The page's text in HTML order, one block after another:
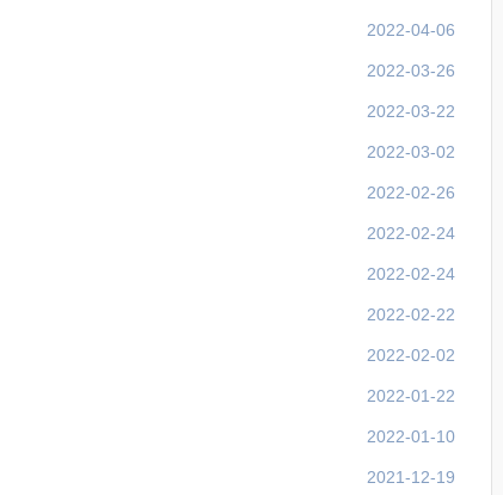
2022-04-06
2022-03-26
2022-03-22
2022-03-02
2022-02-26
2022-02-24
2022-02-24
2022-02-22
2022-02-02
2022-01-22
2022-01-10
2021-12-19